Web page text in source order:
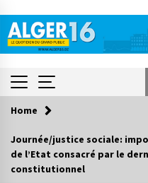
content
Le saviez vous ?
Accidents
Home
Journée/justice sociale:
de l’Etat consacré par le
constitutionnel